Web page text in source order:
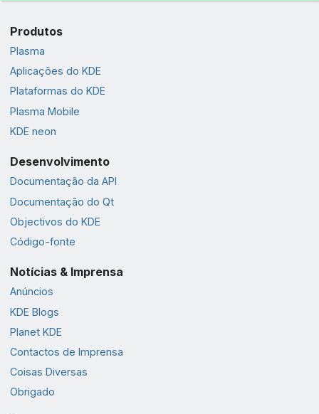
Produtos
Plasma
Aplicações do KDE
Plataformas do KDE
Plasma Mobile
KDE neon
Desenvolvimento
Documentação da API
Documentação do Qt
Objectivos do KDE
Código-fonte
Notícias & Imprensa
Anúncios
KDE Blogs
Planet KDE
Contactos de Imprensa
Coisas Diversas
Obrigado